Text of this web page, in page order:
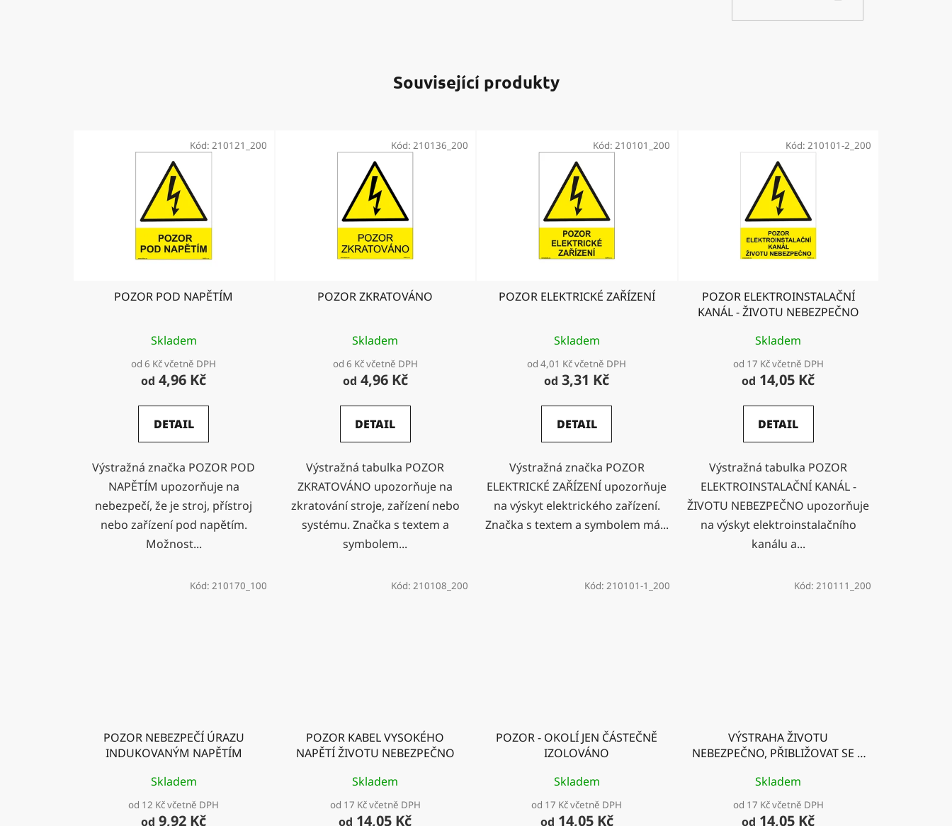
KOŠÍKU
Související produkty
POZOR POD NAPĚTÍM
Skladem
od 6 Kč včetně DPH
od 4,96 Kč
DETAIL
Výstražná značka POZOR POD
NAPĚTÍM upozorňuje na
nebezpečí, že je stroj, přístroj
nebo zařízení pod napětím.
Možnost...
Kód: 210121_200
POZOR ZKRATOVÁNO
Skladem
od 6 Kč včetně DPH
od 4,96 Kč
DETAIL
Výstražná tabulka POZOR
ZKRATOVÁNO upozorňuje na
zkratování stroje, zařízení nebo
systému. Značka s textem a
symbolem...
Kód: 210136_200
POZOR ELEKTRICKÉ ZAŘÍZENÍ
Skladem
od 4,01 Kč včetně DPH
od 3,31 Kč
DETAIL
Výstražná značka POZOR
ELEKTRICKÉ ZAŘÍZENÍ upozorňuje
na výskyt elektrického zařízení.
Značka s textem a symbolem má...
Kód: 210101_200
POZOR ELEKTROINSTALAČNÍ
KANÁL - ŽIVOTU NEBEZPEČNO
Skladem
od 17 Kč včetně DPH
od 14,05 Kč
DETAIL
Výstražná tabulka POZOR
ELEKTROINSTALAČNÍ KANÁL -
ŽIVOTU NEBEZPEČNO upozorňuje
na výskyt elektroinstalačního
kanálu a...
Kód: 210101-2_200
POZOR NEBEZPEČÍ ÚRAZU
INDUKOVANÝM NAPĚTÍM
Skladem
od 12 Kč včetně DPH
od 9,92 Kč
Kód: 210170_100
POZOR KABEL VYSOKÉHO
NAPĚTÍ ŽIVOTU NEBEZPEČNO
Skladem
od 17 Kč včetně DPH
od 14,05 Kč
Kód: 210108_200
POZOR - OKOLÍ JEN ČÁSTEČNĚ
IZOLOVÁNO
Skladem
od 17 Kč včetně DPH
od 14,05 Kč
Kód: 210101-1_200
VÝSTRAHA ŽIVOTU
NEBEZPEČNO, PŘIBLIŽOVAT SE K
Skladem
od 17 Kč včetně DPH
od 14,05 Kč
Kód: 210111_200